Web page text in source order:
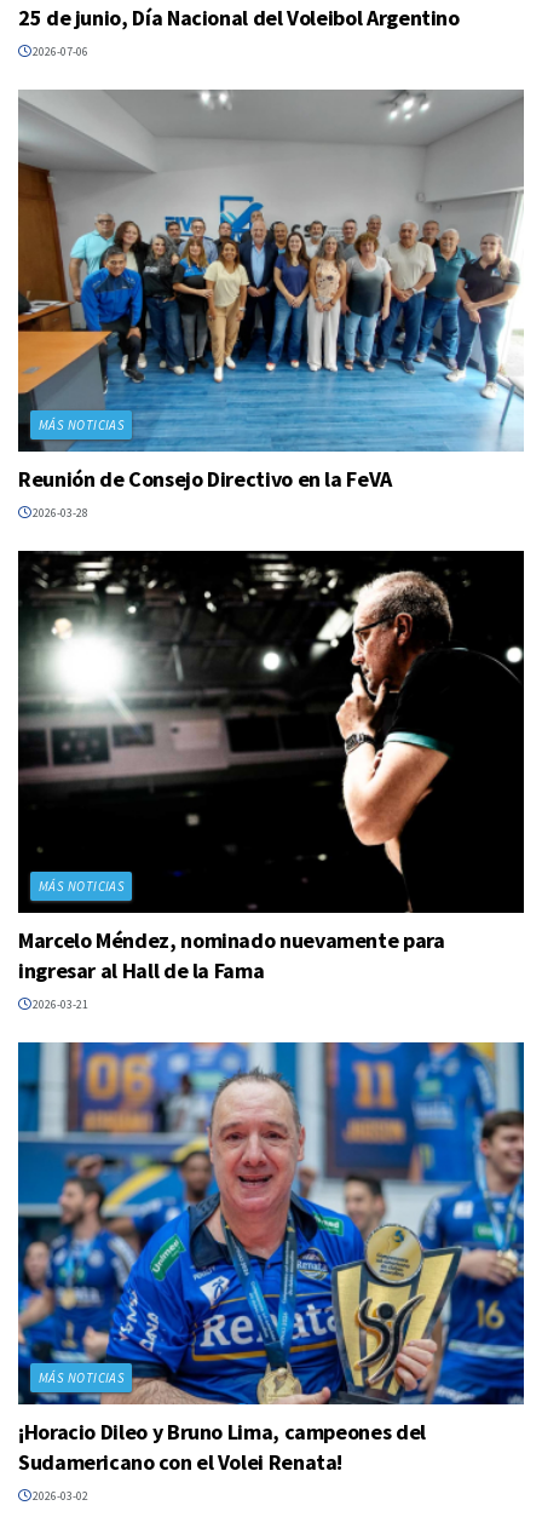
25 de junio, Día Nacional del Voleibol Argentino
2026-07-06
MÁS NOTICIAS
Reunión de Consejo Directivo en la FeVA
2026-03-28
MÁS NOTICIAS
Marcelo Méndez, nominado nuevamente para
ingresar al Hall de la Fama
2026-03-21
MÁS NOTICIAS
¡Horacio Dileo y Bruno Lima, campeones del
Sudamericano con el Volei Renata!
2026-03-02